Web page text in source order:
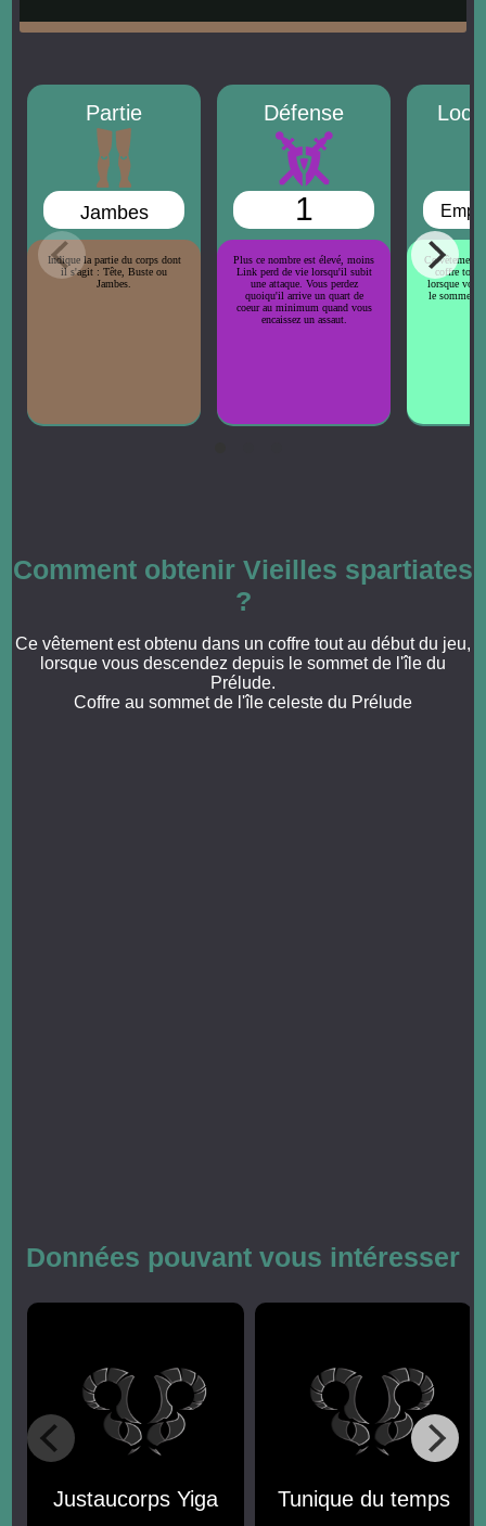
Partie
Jambes
Indique la partie du corps dont
il s'agit : Tête, Buste ou
Jambes.
Défense
1
Plus ce nombre est élevé, moins
Link perd de vie lorsqu'il subit
une attaque. Vous perdez
quoiqu'il arrive un quart de
coeur au minimum quand vous
encaissez un assaut.
Ce vêtement
coffre tout
lorsque vous
le sommet
Comment obtenir Vieilles spartiates
?
Ce vêtement est obtenu dans un coffre tout au début du jeu,
lorsque vous descendez depuis le sommet de l'île du
Prélude.
Coffre au sommet de l'île celeste du Prélude
Données pouvant vous intéresser
Justaucorps Yiga Tunique du temps